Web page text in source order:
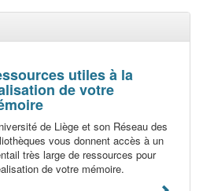
utiles à la
de votre
de Liège et son Réseau des
vous donnent accès à un
très large de ressources pour
de votre mémoire.